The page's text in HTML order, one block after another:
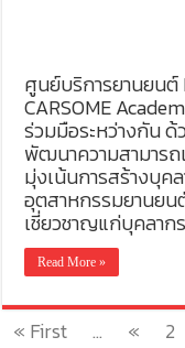
ศูนย์บริการยานยน
CARSOME
ร่วมมือระหว่างกัน
พัฒนาความสามารถ
มุ่งเน้นการสร้างบุค
อุตสาหกรรมยานยน
เชี่ยวชาญแก่บุคลาก
Read More »
« First ... « 2